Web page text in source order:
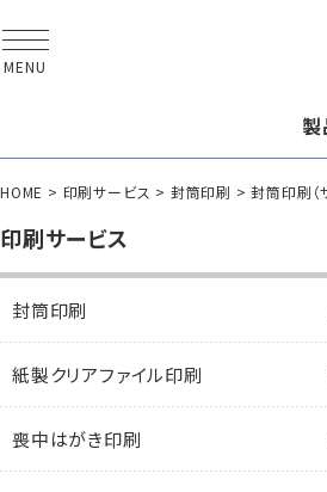
MENU
封筒をサイズ 封筒を
賞状・証書・辞令用紙 紙製
長形封筒
長3封筒
A4横3つ折
120×235
封筒印刷
HOME 印刷サービス 封筒印刷 封筒印刷（
印刷サービス
封筒印刷
紙製クリアファイル印刷
喪中はがき印刷